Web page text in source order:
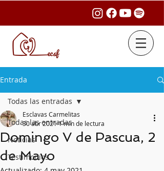
Entrada
Todas las entradas
Noticias
Testimonios
Todas las entradas
Domingo V de Pascua, 2
de Mayo
Esclavas Carmelitas
30 abr 20211 min de lectura